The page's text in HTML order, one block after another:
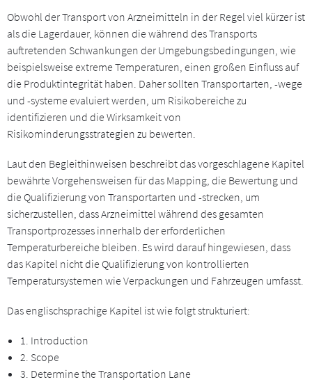
Obwohl der Transport von Arzneimitteln in der Regel viel kürzer ist
als die Lagerdauer, können die während des Transports
auftretenden Schwankungen der Umgebungsbedingungen, wie
beispielsweise extreme Temperaturen, einen großen Einfluss auf
die Produktintegrität haben. Daher sollten Transportarten, -wege
und -systeme evaluiert werden, um Risikobereiche zu
identifizieren und die Wirksamkeit von
Risikominderungsstrategien zu bewerten.
Laut den Begleit­hinweisen beschreibt das vorgeschlagene Kapitel
bewährte Vorgehensweisen für das Mapping, die Bewertung und
die Qualifizierung von Transportarten und -strecken, um
sicherzustellen, dass Arzneimittel während des gesamten
Transportprozesses innerhalb der erforderlichen
Temperaturbereiche bleiben. Es wird darauf hingewiesen, dass
das Kapitel nicht die Qualifizierung von kontrollierten
Temperatursystemen wie Verpackungen und Fahrzeugen umfasst.
Das englischsprachige Kapitel ist wie folgt strukturiert:
1. Introduction
2. Scope
3. Determine the Transportation Lane